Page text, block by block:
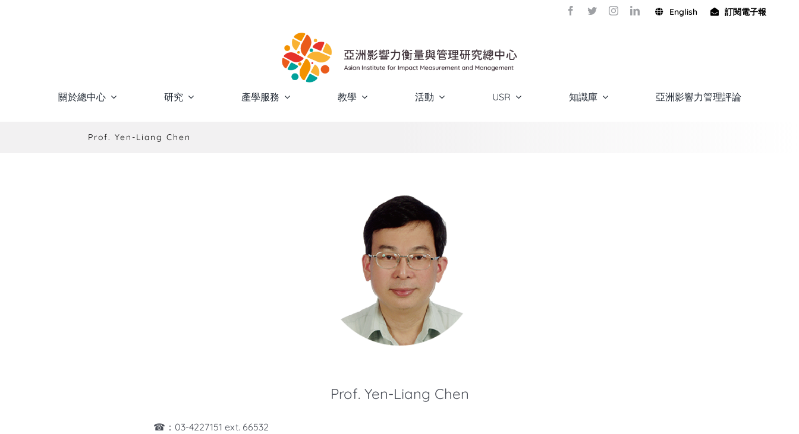
English 訂閱電子報
關於總中心 研究 產學服務 教學 活動 USR 知識庫 亞洲影響力管理評論
Prof. Yen-Liang Chen
Prof. Yen-Liang Chen
☎：03-4227151 ext. 66532